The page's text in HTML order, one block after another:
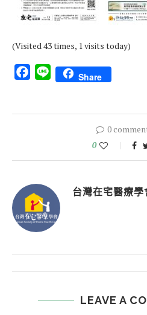
(Visited 43 times, 1 visits today)
Facebook
Line Share
0
0
台灣在宅醫療學
LEAVE A